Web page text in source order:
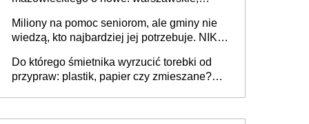
Europie nie ma tak dużych jednostek
stołecznych
Miliony na pomoc seniorom, ale gminy nie
wiedzą, kto najbardziej jej potrzebuje. NIK
Do którego śmietnika wyrzucić torebki od
przypraw: plastik, papier czy zmieszane?